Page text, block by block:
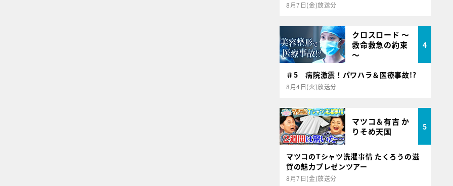
8月7日(金)放送分
クロスロード ～
救命救急の約束
～
4
＃5 病院激震！パワハラ＆医療事故!?
8月4日(火)放送分
マツコ＆有吉 か
りそめ天国
5
マツコのTシャツ洗濯事情 たくろうの滋
賀の魅力プレゼンツアー
8月7日(金)放送分